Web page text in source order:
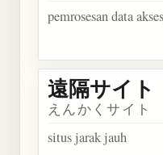
pemrosesan data
遠隔サイト
えんかくサイト
situs jarak jauh